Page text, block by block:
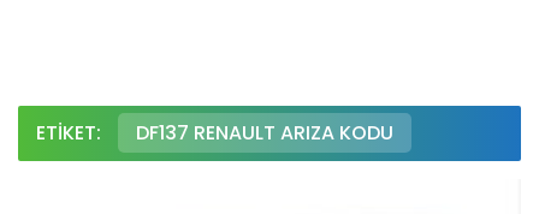
ETIKET: DF137 RENAULT ARIZA KODU